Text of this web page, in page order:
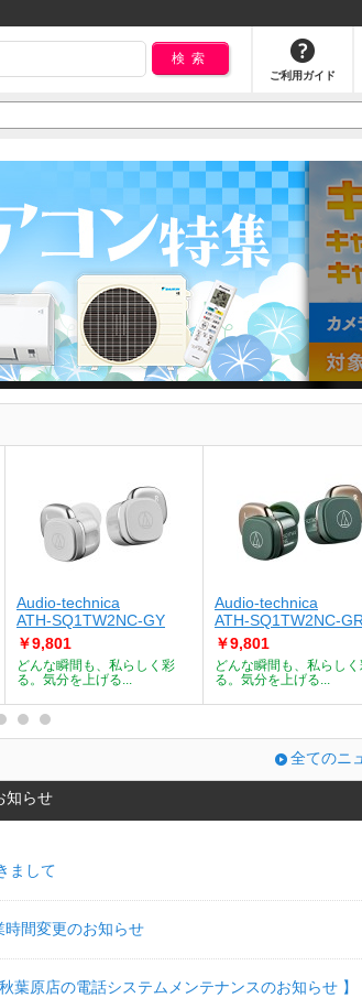
検索
ご利用ガイド
大
Audio-technica
ATH-SQ1TW2NC-GY
￥9,801
どんな瞬間も、私らしく彩
る。気分を上げる...
Audio-technica
ATH-SQ1TW2NC-
￥9,801
どんな瞬間も、私らしく
る。気分を上げる...
全てのニ
知らせ
まして
間変更のお知らせ
葉原店の電話システムメンテナンスのお知らせ 】